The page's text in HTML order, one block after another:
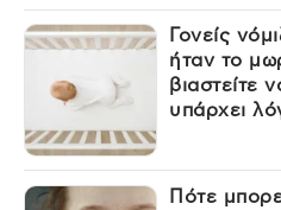
Γονείς
ήταν το
βιαστείτε
υπάρχει
Πότε